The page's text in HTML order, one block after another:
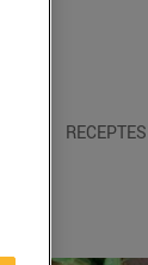
RECEPTES